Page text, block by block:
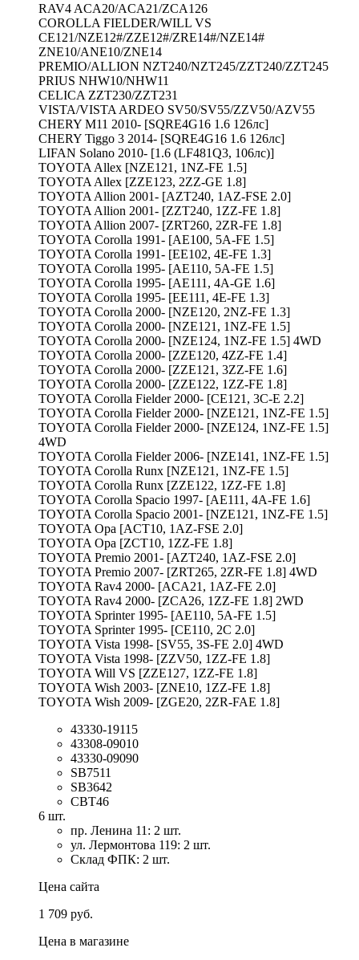
RAV4 ACA20/ACA21/ZCA126
COROLLA FIELDER/WILL VS
CE121/NZE12#/ZZE12#/ZRE14#/NZE14#
ZNE10/ANE10/ZNE14
PREMIO/ALLION NZT240/NZT245/ZZT240/ZZT245
PRIUS NHW10/NHW11
CELICA ZZT230/ZZT231
VISTA/VISTA ARDEO SV50/SV55/ZZV50/AZV55
CHERY M11 2010- [SQRE4G16 1.6 126лс]
CHERY Tiggo 3 2014- [SQRE4G16 1.6 126лс]
LIFAN Solano 2010- [1.6 (LF481Q3, 106лс)]
TOYOTA Allex [NZE121, 1NZ-FE 1.5]
TOYOTA Allex [ZZE123, 2ZZ-GE 1.8]
TOYOTA Allion 2001- [AZT240, 1AZ-FSE 2.0]
TOYOTA Allion 2001- [ZZT240, 1ZZ-FE 1.8]
TOYOTA Allion 2007- [ZRT260, 2ZR-FE 1.8]
TOYOTA Corolla 1991- [AE100, 5A-FE 1.5]
TOYOTA Corolla 1991- [EE102, 4E-FE 1.3]
TOYOTA Corolla 1995- [AE110, 5A-FE 1.5]
TOYOTA Corolla 1995- [AE111, 4A-GE 1.6]
TOYOTA Corolla 1995- [EE111, 4E-FE 1.3]
TOYOTA Corolla 2000- [NZE120, 2NZ-FE 1.3]
TOYOTA Corolla 2000- [NZE121, 1NZ-FE 1.5]
TOYOTA Corolla 2000- [NZE124, 1NZ-FE 1.5] 4WD
TOYOTA Corolla 2000- [ZZE120, 4ZZ-FE 1.4]
TOYOTA Corolla 2000- [ZZE121, 3ZZ-FE 1.6]
TOYOTA Corolla 2000- [ZZE122, 1ZZ-FE 1.8]
TOYOTA Corolla Fielder 2000- [CE121, 3C-E 2.2]
TOYOTA Corolla Fielder 2000- [NZE121, 1NZ-FE 1.5]
TOYOTA Corolla Fielder 2000- [NZE124, 1NZ-FE 1.5]
4WD
TOYOTA Corolla Fielder 2006- [NZE141, 1NZ-FE 1.5]
TOYOTA Corolla Runx [NZE121, 1NZ-FE 1.5]
TOYOTA Corolla Runx [ZZE122, 1ZZ-FE 1.8]
TOYOTA Corolla Spacio 1997- [AE111, 4A-FE 1.6]
TOYOTA Corolla Spacio 2001- [NZE121, 1NZ-FE 1.5]
TOYOTA Opa [ACT10, 1AZ-FSE 2.0]
TOYOTA Opa [ZCT10, 1ZZ-FE 1.8]
TOYOTA Premio 2001- [AZT240, 1AZ-FSE 2.0]
TOYOTA Premio 2007- [ZRT265, 2ZR-FE 1.8] 4WD
TOYOTA Rav4 2000- [ACA21, 1AZ-FE 2.0]
TOYOTA Rav4 2000- [ZCA26, 1ZZ-FE 1.8] 2WD
TOYOTA Sprinter 1995- [AE110, 5A-FE 1.5]
TOYOTA Sprinter 1995- [CE110, 2C 2.0]
TOYOTA Vista 1998- [SV55, 3S-FE 2.0] 4WD
TOYOTA Vista 1998- [ZZV50, 1ZZ-FE 1.8]
TOYOTA Will VS [ZZE127, 1ZZ-FE 1.8]
TOYOTA Wish 2003- [ZNE10, 1ZZ-FE 1.8]
TOYOTA Wish 2009- [ZGE20, 2ZR-FAE 1.8]
43330-19115
43308-09010
43330-09090
SB7511
SB3642
CBT46
6 шт.
пр. Ленина 11: 2 шт.
ул. Лермонтова 119: 2 шт.
Склад ФПК: 2 шт.
Цена сайта
1 709 руб.
Цена в магазине